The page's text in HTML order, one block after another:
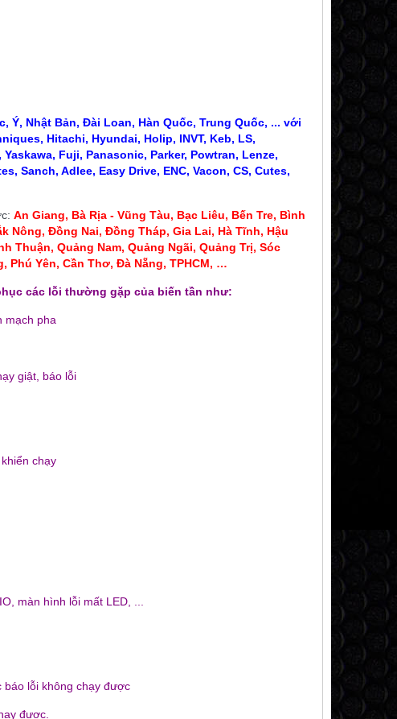
MỚI
CT BIẾN DÒNG 300A 400A CT BIẾN DÒNG SC
MUA
Ý, Nhật Bản, Đài Loan, Hàn Quốc, Trung Quốc, ... với
Hitachi, Hyundai, Holip, INVT, Keb, LS,
Fuji, Panasonic, Parker, Powtran, Lenze,
Sanch, Adlee, Easy Drive, ENC, Vacon, CS, Cutes,
An Giang, Bà Rịa - Vũng Tàu, Bạc Liêu, Bến Tre, Bình
Nông, Đồng Nai, Đồng Tháp, Gia Lai, Hà Tĩnh, Hậu
Thuận, Quảng Nam, Quảng Ngãi, Quảng Trị, Sóc
Phú Yên, Cần Thơ, Đà Nẵng, TPHCM, …
các lỗi thường gặp của biến tần như:
mạch pha
giật, báo lỗi
chạy
màn hình lỗi mất LED, ...
lỗi không chạy được
được.